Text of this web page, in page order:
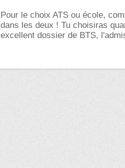
Pour le choix ATS ou école,
dans les deux ! Tu choisiras
excellent dossier de BTS,